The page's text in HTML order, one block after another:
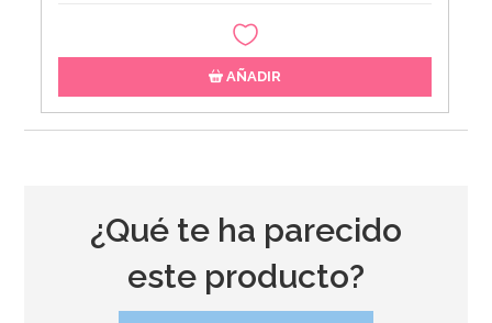
AÑADIR
¿Qué te ha parecido
este producto?